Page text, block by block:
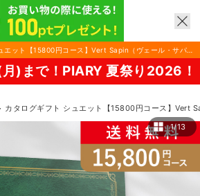
エット【15800円コース】Vert Sapin（ヴェール・サパ
ならPIARY（ピアリー）
夏祭り2026！
カタログギフト シュエット【15800円コース】Vert
1/13